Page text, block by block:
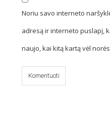
Noriu savo interneto
adresą ir interneto puslapį,
naujo, kai kitą kartą vėl